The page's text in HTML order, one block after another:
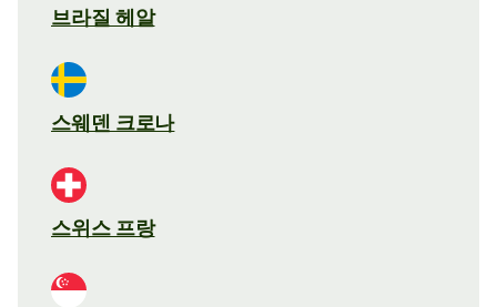
브라질 헤알
스웨덴 크로나
스위스 프랑